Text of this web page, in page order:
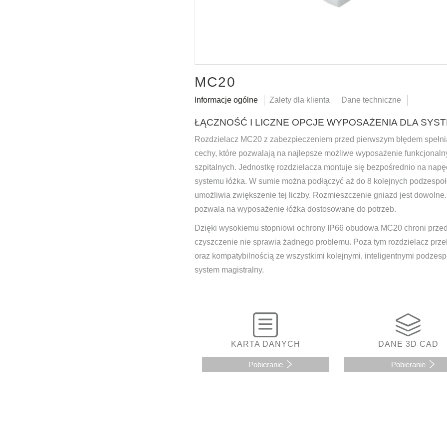
MC20
Informacje ogólne Zalety dla klienta Dane techniczne
ŁĄCZNOŚĆ I LICZNE OPCJE WYPOSAŻENIA DLA
Rozdzielacz MC20 z zabezpieczeniem przed pierwszym błędem
cechy, które pozwalają na najlepsze możliwe wyposażenie
szpitalnych. Jednostkę rozdzielacza montuje się bezpośrednio na
systemu łóżka. W sumie można podłączyć aż do 8 kolejnych
umożliwia zwiększenie tej liczby. Rozmieszczenie gniazd jest
pozwala na wyposażenie łóżka dostosowane do potrzeb.
Dzięki wysokiemu stopniowi ochrony IP66 obudowa MC20 chroni
czyszczenie nie sprawia żadnego problemu. Poza tym rozdzielacz
oraz kompatybilnością ze wszystkimi kolejnymi, inteligentnymi
system magistralny.
KARTA DANYCH
Pobieranie
DANE 3D CAD
Pobieranie